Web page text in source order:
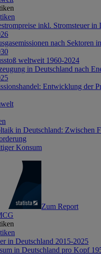
inkl. Stromsteuer in
nach Sektoren
weltweit 1960-2024
in Deutschland nach
Entwicklung der
in Deutschland: Zwischen
Konsum
Zum Report
in Deutschland 2015-2025
in Deutschland pro Kopf